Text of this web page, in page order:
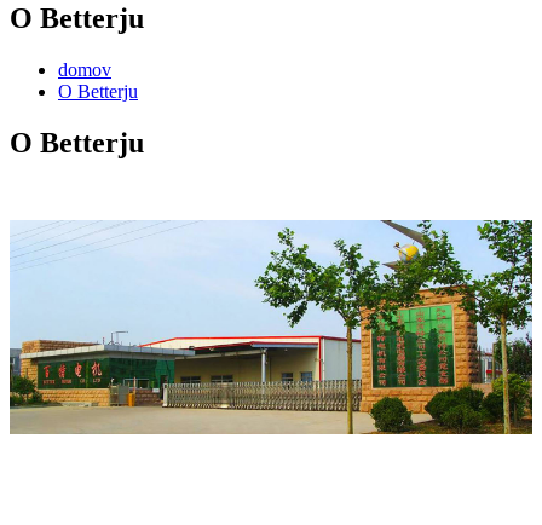
O Betterju
domov
O Betterju
O Betterju